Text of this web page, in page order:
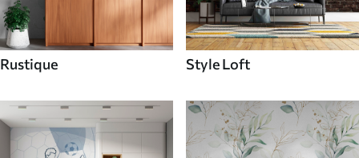
Rustique Style Loft